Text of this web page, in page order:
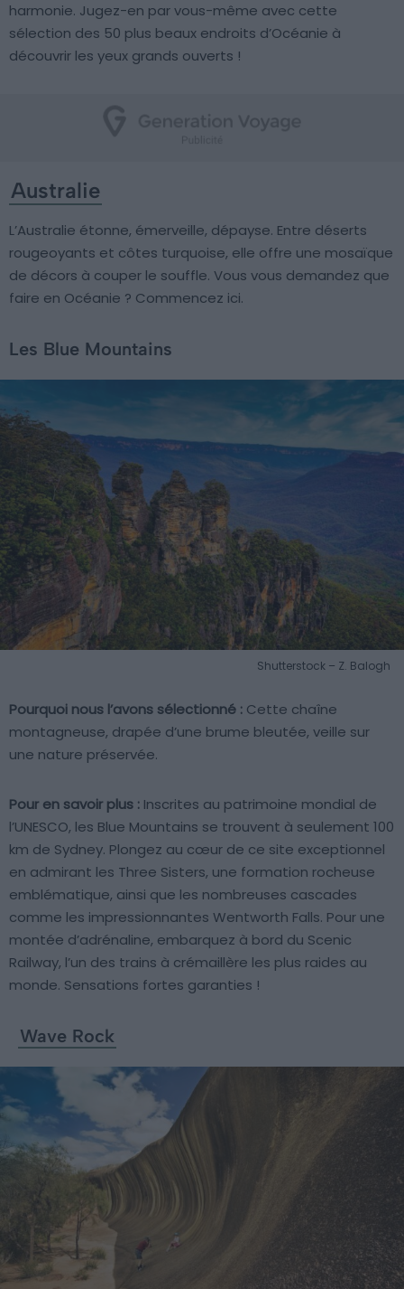
harmonie. Jugez-en par vous-même avec cette
sélection des 50 plus beaux endroits d’Océanie à
découvrir les yeux grands ouverts !
Australie
L’Australie étonne, émerveille, dépayse. Entre déserts
rougeoyants et côtes turquoise, elle offre une mosaïque
de décors à couper le souffle. Vous vous demandez que
faire en Océanie ? Commencez ici.
Les Blue Mountains
Shutterstock – Z. Balogh
Pourquoi nous l’avons sélectionné : Cette chaîne
montagneuse, drapée d’une brume bleutée, veille sur
une nature préservée.
Pour en savoir plus : Inscrites au patrimoine mondial de
l’UNESCO, les Blue Mountains se trouvent à seulement 100
km de Sydney. Plongez au cœur de ce site exceptionnel
en admirant les Three Sisters, une formation rocheuse
emblématique, ainsi que les nombreuses cascades
comme les impressionnantes Wentworth Falls. Pour une
montée d’adrénaline, embarquez à bord du Scenic
Railway, l’un des trains à crémaillère les plus raides au
monde. Sensations fortes garanties !
Wave Rock